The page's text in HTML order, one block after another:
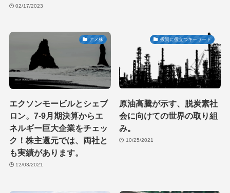
02/17/2023
アメ株
エクソンモービルとシェブ
ロン。7-9月期決算からエ
ネルギー巨大企業をチェッ
ク！株主還元では、両社と
も実績があります。
12/03/2021
投資に役立つキーワード
原油高騰が示す、脱炭素社
会に向けての世界の取り組
み。
10/25/2021